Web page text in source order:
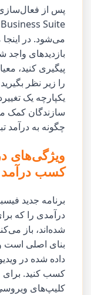
می‌شود. در اینجا
بازدیدهای
پیگیری کنید،
را زیر نظر
یکپارچه یک
سازندگان کمک
چگونه به درآمد
ویژگی‌های
کسب درآمد
برنامه جدید
درآمدی را که
شده‌اند، باز
بنای اصلی است و
داده شده در
کسب کنید. برای
کلیپ‌های